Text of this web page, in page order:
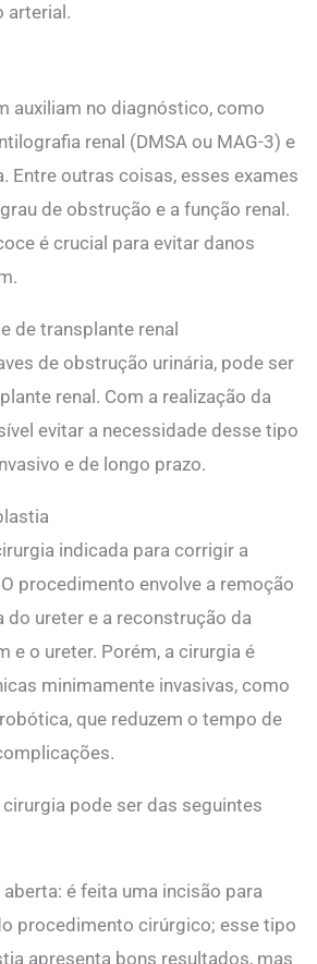
arterial.
auxiliam no diagnóstico, como
renal (DMSA ou MAG-3) e
Entre outras coisas, esses exames
de obstrução e a função renal.
é crucial para evitar danos
de transplante renal
de obstrução urinária, pode ser
renal. Com a realização da
evitar a necessidade desse tipo
e de longo prazo.
indicada para corrigir a
procedimento envolve a remoção
do ureter e a reconstrução da
e o ureter. Porém, a cirurgia é
minimamente invasivas, como
que reduzem o tempo de
pode ser das seguintes
é feita uma incisão para
procedimento cirúrgico; esse tipo
apresenta bons resultados, mas